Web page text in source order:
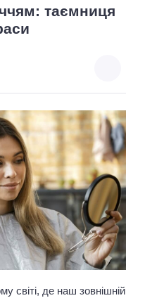
таємниця
світі, де наш зовнішній